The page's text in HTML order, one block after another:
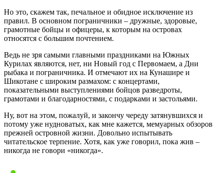
Но это, скажем так, печальное и обидное исключение из
правил. В основном пограничники – дружные, здоровые,
грамотные бойцы и офицеры, к которым на островах
относятся с большим почтением.
Ведь не зря самыми главными праздниками на Южных
Курилах являются, нет, ни Новый год с Первомаем, а Дни
рыбака и пограничника. И отмечают их на Кунашире и
Шикотане с широким размахом: с концертами,
показательными выступлениями бойцов разведроты,
грамотами и благодарностями, с подарками и застольями.
Ну, вот на этом, пожалуй, и закончу череду затянувшихся и
потому уже нудноватых, как мне кажется, мемуарных обзоров
прежней островной жизни. Довольно испытывать
читательское терпение. Хотя, как уже говорил, пока жив –
никогда не говори «никогда».